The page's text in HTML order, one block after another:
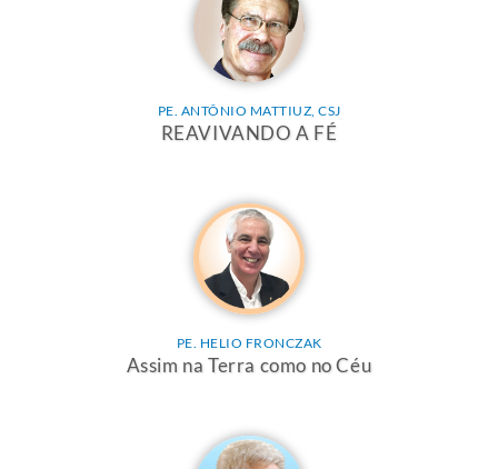
PE. ANTÔNIO MATTIUZ, CSJ
REAVIVANDO A FÉ
PE. HELIO FRONCZAK
Assim na Terra como no Céu